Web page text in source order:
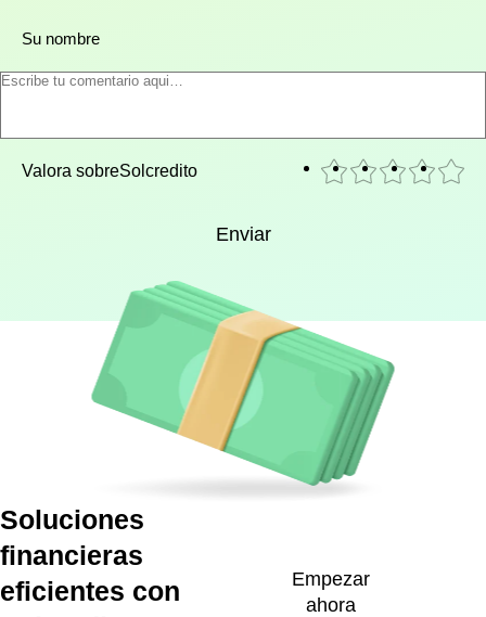
Su nombre
Valora sobreSolcredito
Enviar
Soluciones
financieras
eficientes con
Empezar
ahora